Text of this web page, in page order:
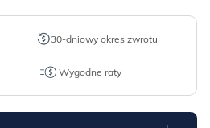
30-dniowy okres zwrotu
Wygodne raty